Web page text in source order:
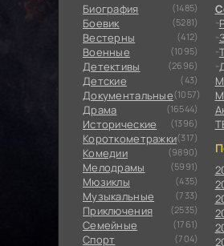
Биография (1485)
Боевик (5281)
Вестерны (412)
Военные (1095)
Детективы (2696)
Детские (43)
Документальные(1057)
Драма (16544)
Исторические (1396)
Короткометражки(317)
Комедии (9890)
Мелодрамы (5991)
Мюзиклы (435)
Музыкальные (733)
Приключения (2535)
Семейные (1761)
Cпорт (704)